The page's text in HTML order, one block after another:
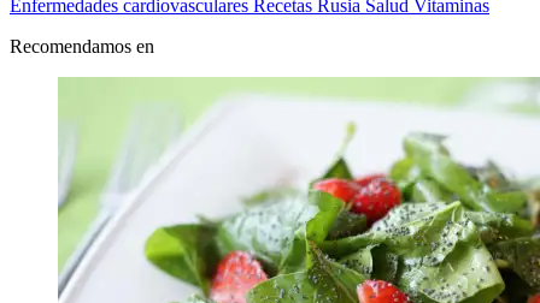
Enfermedades cardiovasculares Recetas Rusia Salud Vitaminas
Recomendamos en